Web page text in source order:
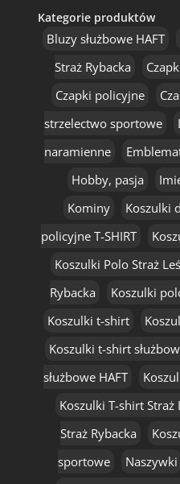
Kategorie produktów
Bluzy służbowe HAFT
Straż Rybacka
Czapki policyjne
strzelectwo sportowe
naramienne
Hobby, pasja
Kominy
Koszulki
policyjne T-SHIRT
Koszulki Polo Straż
Rybacka
Koszulki
Koszulki t-shirt
Koszulki t-shirt
służbowe HAFT
Koszulki T-shirt Straż
Straż Rybacka
sportowe
Naszywki